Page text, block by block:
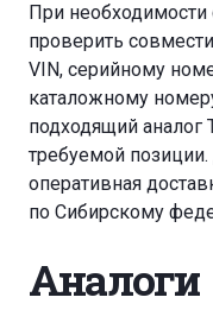
При
проверить
VIN, серийному
каталожному
подходящий аналог
требуемой позиции.
оперативная
по Сибирскому
Аналоги